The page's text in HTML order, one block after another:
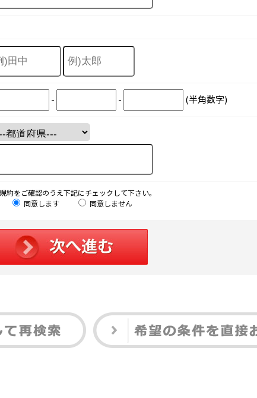
- - (半角数字)
約をご確認のうえ下記にチェックして下さい。
同意します
同意しません